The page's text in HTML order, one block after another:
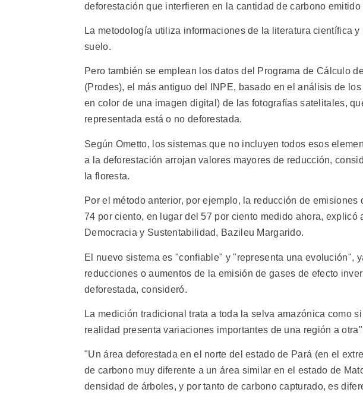
deforestación que interfieren en la cantidad de carbono
La metodología utiliza informaciones de la literatura científica
suelo.
Pero también se emplean los datos del Programa de Cálculo
(Prodes), el más antiguo del INPE, basado en el análisis de
en color de una imagen digital) de las fotografías satelitales,
representada está o no deforestada.
Según Ometto, los sistemas que no incluyen todos esos
a la deforestación arrojan valores mayores de reducción,
la floresta.
Por el método anterior, por ejemplo, la reducción de
74 por ciento, en lugar del 57 por ciento medido ahora, explicó
Democracia y Sustentabilidad, Bazileu Margarido.
El nuevo sistema es "confiable" y "representa una evolución",
reducciones o aumentos de la emisión de gases de efecto
deforestada, consideró.
La medición tradicional trata a toda la selva amazónica como
realidad presenta variaciones importantes de una región a
"Un área deforestada en el norte del estado de Pará (en el
de carbono muy diferente a un área similar en el estado de
densidad de árboles, y por tanto de carbono capturado, es